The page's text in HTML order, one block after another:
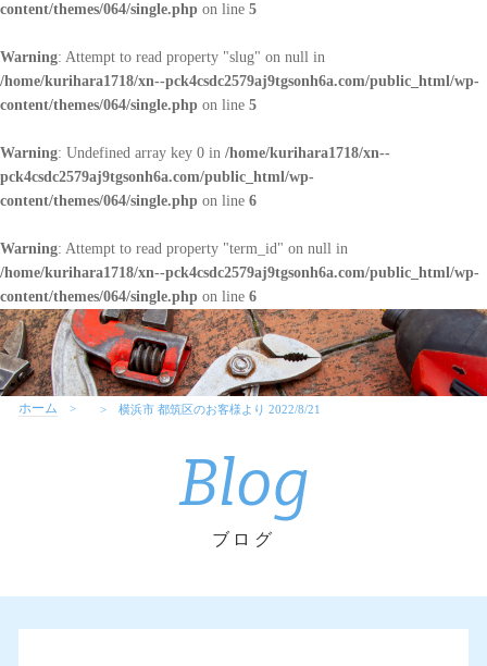
content/themes/064/single.php on line 5
Warning: Attempt to read property "slug" on null in
/home/kurihara1718/xn--pck4csdc2579aj9tgsonh6a.com/public_html/wp-
content/themes/064/single.php on line 5
Warning: Undefined array key 0 in /home/kurihara1718/xn--
pck4csdc2579aj9tgsonh6a.com/public_html/wp-
content/themes/064/single.php on line 6
Warning: Attempt to read property "term_id" on null in
/home/kurihara1718/xn--pck4csdc2579aj9tgsonh6a.com/public_html/wp-
content/themes/064/single.php on line 6
ホーム 横浜市 都筑区のお客様より 2022/8/21
Blog
ブログ